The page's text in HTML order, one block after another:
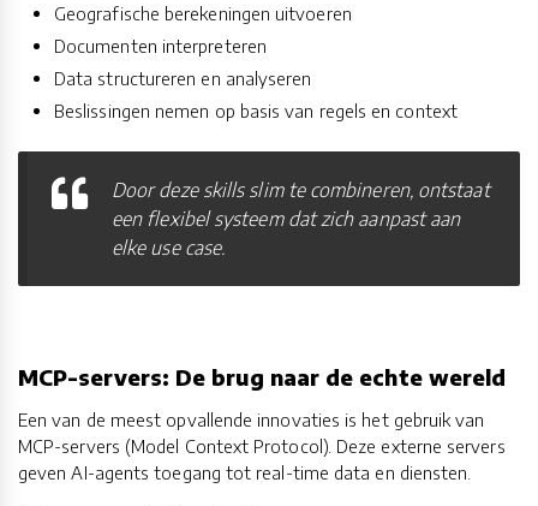
Geografische berekeningen uitvoeren
Documenten interpreteren
Data structureren en analyseren
Beslissingen nemen op basis van regels en context
Door deze skills slim te combineren, ontstaat
een flexibel systeem dat zich aanpast aan
elke use case.
MCP-servers: De brug naar de echte wereld
Een van de meest opvallende innovaties is het gebruik van
MCP-servers (Model Context Protocol). Deze externe servers
geven AI-agents toegang tot real-time data en diensten.